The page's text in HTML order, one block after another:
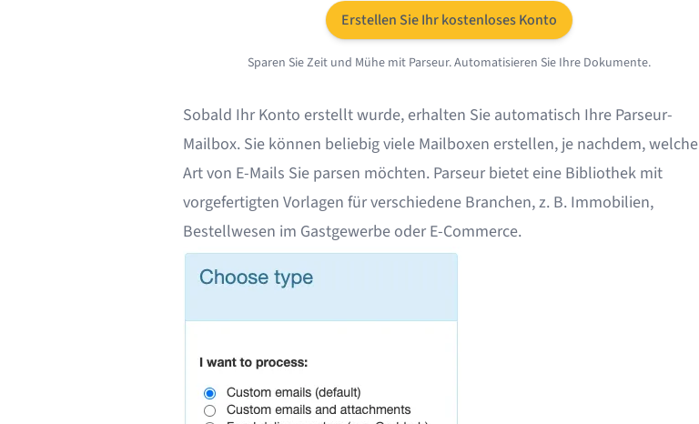
Erstellen Sie Ihr kostenloses Konto
Sparen Sie Zeit und Mühe mit Parseur. Automatisieren Sie Ihre Dokumente.
Sobald Ihr Konto erstellt wurde, erhalten Sie automatisch Ihre Parseur-
Mailbox. Sie können beliebig viele Mailboxen erstellen, je nachdem, welche
Art von E-Mails Sie parsen möchten. Parseur bietet eine Bibliothek mit
vorgefertigten Vorlagen für verschiedene Branchen, z. B. Immobilien,
Bestellwesen im GastgewerbeoderE-Commerce.